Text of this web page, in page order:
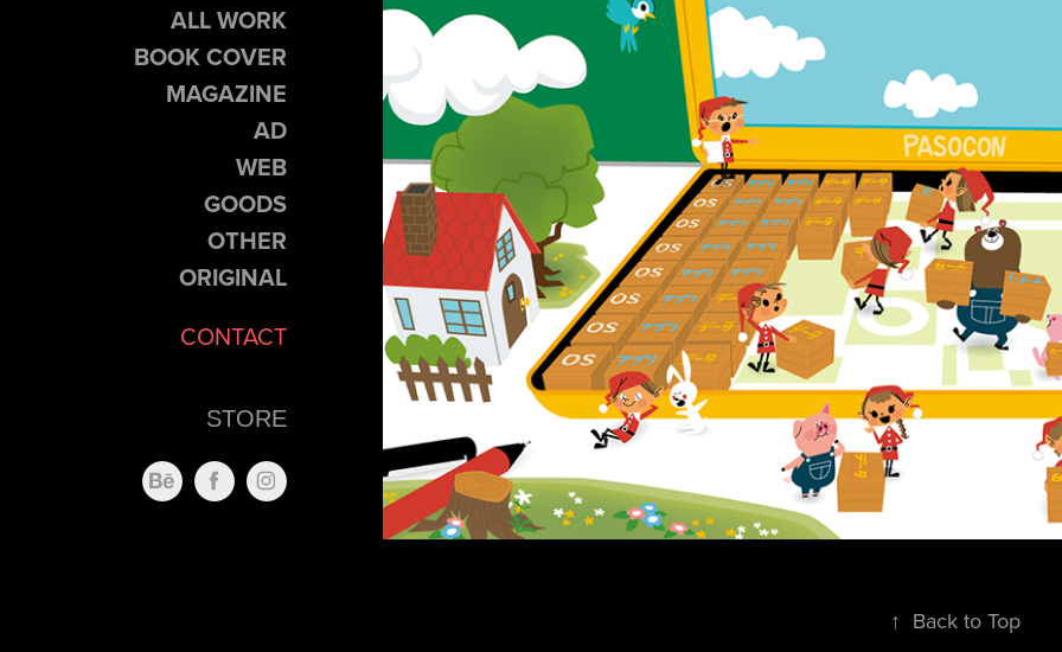
ALL WORK
BOOK COVER
MAGAZINE
AD
WEB
GOODS
OTHER
ORIGINAL
CONTACT
STORE
↑ Back to Top